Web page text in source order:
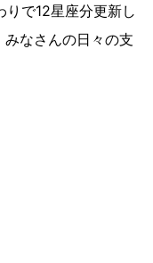
りで12星座分更新し
なさんの日々の支